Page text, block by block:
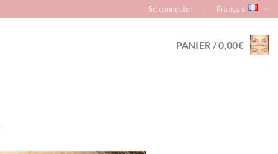
Se connecter Français
PANIER /0,00€